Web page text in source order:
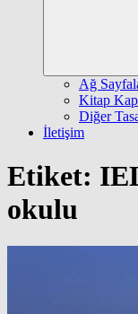
Ağ
Kitap
Diğer
İletişim
Etiket:
okulu